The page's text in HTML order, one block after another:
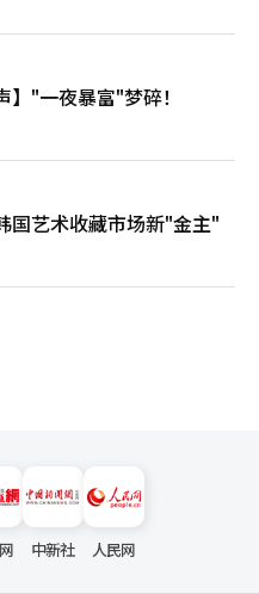
】"一夜暴富"梦碎！
国艺术收藏市场新"金主"
中新社 人民网